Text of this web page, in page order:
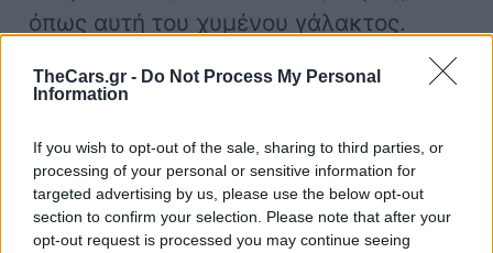
TheCars.gr - Do Not Process My Personal
Information
If you wish to opt-out of the sale, sharing to third parties, or
processing of your personal or sensitive information for
targeted advertising by us, please use the below opt-out
section to confirm your selection. Please note that after your
opt-out request is processed you may continue seeing
όπως αυτή του χυμένου γάλακτος.
Πώς να αποτρέψεις
την κακοσμία –
Τρόποι πρόληψης